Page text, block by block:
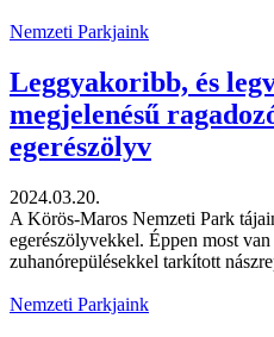
Nemzeti Parkjaink
Leggyakoribb, és
megjelenésű
egerészölyv
2024.03.20.
A Körös-Maros Nemzeti Park
egerészölyvekkel. Éppen most
zuhanórepülésekkel tarkított
Nemzeti Parkjaink